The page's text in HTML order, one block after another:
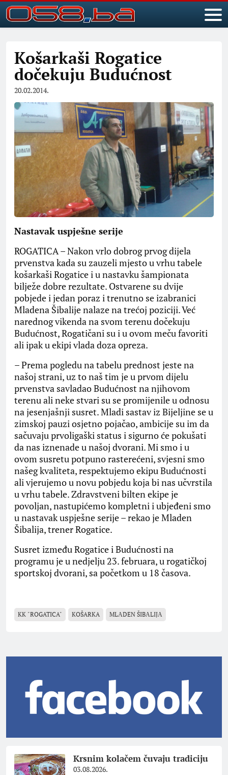
Košarkaši Rogatice
dočekuju Budućnost
20.02.2014.
Nastavak uspješne serije
ROGATICA – Nakon vrlo dobrog prvog dijela
prvenstva kada su zauzeli mjesto u vrhu tabele
košarkaši Rogatice i u nastavku šampionata
bilježe dobre rezultate. Ostvarene su dvije
pobjede i jedan poraz i trenutno se izabranici
Mladena Šibalije nalaze na trećoj poziciji. Već
narednog vikenda na svom terenu dočekuju
Budućnost, Rogatičani su i u ovom meču favoriti
ali ipak u ekipi vlada doza opreza.
– Prema pogledu na tabelu prednost jeste na
našoj strani, uz to naš tim je u prvom dijelu
prvenstva savladao Budućnost na njihovom
terenu ali neke stvari su se promijenile u odnosu
na jesenjašnji susret. Mladi sastav iz Bijeljine se u
zimskoj pauzi osjetno pojačao, ambicije su im da
sačuvaju prvoligaški status i sigurno će pokušati
da nas iznenade u našoj dvorani. Mi smo i u
ovom susretu potpuno rasterećeni, svjesni smo
našeg kvaliteta, respektujemo ekipu Budućnosti
ali vjerujemo u novu pobjedu koja bi nas učvrstila
u vrhu tabele. Zdravstveni bilten ekipe je
povoljan, nastupićemo kompletni i ubjeđeni smo
u nastavak uspješne serije – rekao je Mladen
Šibalija, trener Rogatice.
Susret između Rogatice i Budućnosti na
programu je u nedjelju 23. februara, u rogatičkoj
sportskoj dvorani, sa početkom u 18 časova.
KK "ROGATICA" KOŠARKA MLАDEN ŠIBАLIJА
Krsnim kolačem čuvaju tradiciju
03.08.2026.